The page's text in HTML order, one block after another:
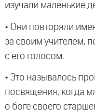
изучали маленькие
• Они повторяли
за своим учителем,
с его голосом.
• Это называлось
посвящения, когда
о боге своего